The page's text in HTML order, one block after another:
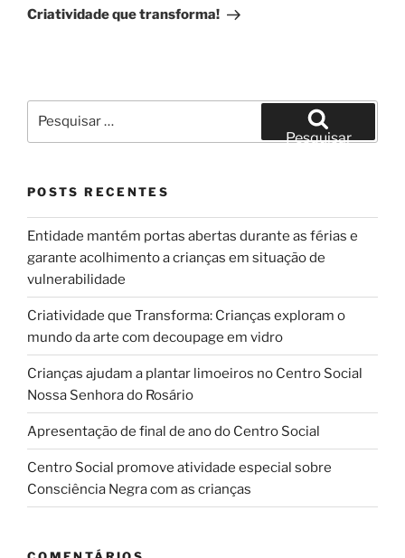
post
Criatividade que transforma!
por:
Pesquisar
POSTS RECENTES
Entidade mantém portas abertas durante as férias e
garante acolhimento a crianças em situação de
vulnerabilidade
Criatividade que Transforma: Crianças exploram o
mundo da arte com decoupage em vidro
Crianças ajudam a plantar limoeiros no Centro Social
Nossa Senhora do Rosário
Apresentação de final de ano do Centro Social
Centro Social promove atividade especial sobre
Consciência Negra com as crianças